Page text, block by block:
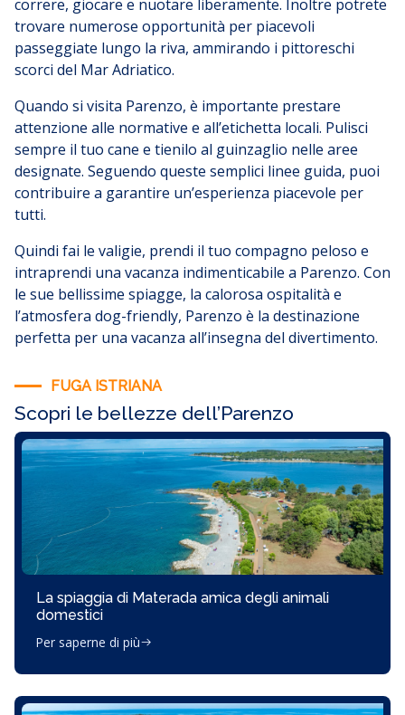
correre, giocare e nuotare liberamente. Inoltre potrete
trovare numerose opportunità per piacevoli
passeggiate lungo la riva, ammirando i pittoreschi
scorci del Mar Adriatico.
Quando si visita Parenzo, è importante prestare
attenzione alle normative e all’etichetta locali. Pulisci
sempre il tuo cane e tienilo al guinzaglio nelle aree
designate. Seguendo queste semplici linee guida, puoi
contribuire a garantire un’esperienza piacevole per
tutti.
Quindi fai le valigie, prendi il tuo compagno peloso e
intraprendi una vacanza indimenticabile a Parenzo. Con
le sue bellissime spiagge, la calorosa ospitalità e
l’atmosfera dog-friendly, Parenzo è la destinazione
perfetta per una vacanza all’insegna del divertimento.
FUGA ISTRIANA
Scopri le bellezze dell’Parenzo
La spiaggia di Materada amica degli animali
domestici
Per saperne di più